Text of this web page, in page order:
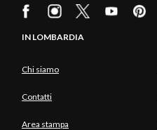
IN LOMBARDIA
Chi siamo
Contatti
Area stampa